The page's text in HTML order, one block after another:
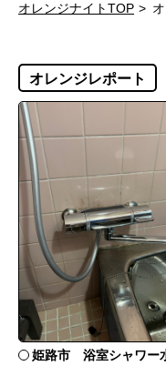
オレンジナイトTOP
オレンジレポート
姫路市 浴室シャワー水栓